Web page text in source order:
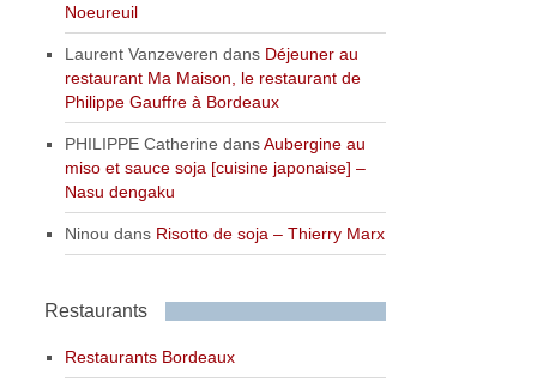
Noeureuil
Laurent Vanzeveren dans Déjeuner au
restaurant Ma Maison, le restaurant de
Philippe Gauffre à Bordeaux
PHILIPPE Catherine dansAubergine au
miso et sauce soja [cuisine japonaise] –
Nasu dengaku
Ninou dans Risotto de soja – Thierry Marx
Restaurants
Restaurants Bordeaux